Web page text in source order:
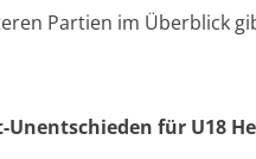
Partien im Überblick
für U18